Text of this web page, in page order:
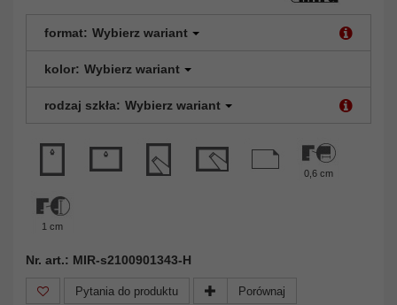
format: Wybierz wariant
kolor: Wybierz wariant
rodzaj szkła: Wybierz wariant
0,6 cm
1 cm
Nr. art.: MIR-s2100901343-H
Pytania do produktu Porównaj